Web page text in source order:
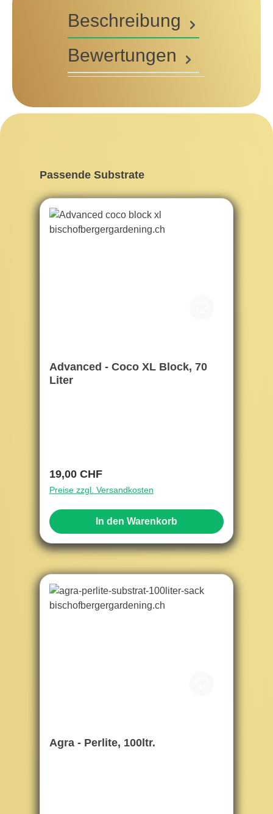
Beschreibung
Bewertungen
Produktgalerie überspringen
Passende Substrate
Advanced - Coco XL Block, 70
Liter
Regulärer Preis:
19,00 CHF
Preise zzgl. Versandkosten
In den Warenkorb
Agra - Perlite, 100ltr.